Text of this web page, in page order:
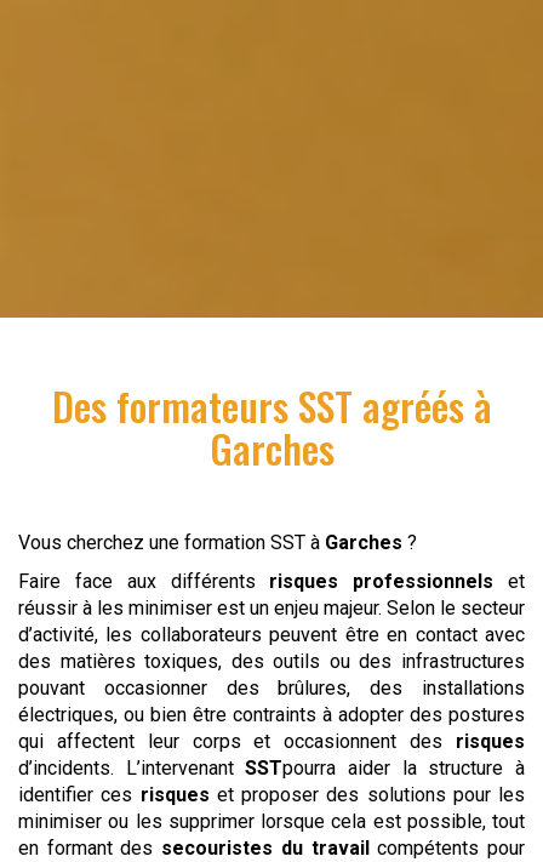
Des formateurs SST agréés à
Garches
Vous cherchez une formation SST à Garches ?
Faire face aux différents risques professionnels et
réussir à les minimiser est un enjeu majeur. Selon le secteur
d’activité, les collaborateurs peuvent être en contact avec
des matières toxiques, des outils ou des infrastructures
pouvant occasionner des brûlures, des installations
électriques, ou bien être contraints à adopter des postures
qui affectent leur corps et occasionnent des risques
d’incidents. L’intervenantSSTpourra aider la structure à
identifier ces risques et proposer des solutions pour les
minimiser ou les supprimer lorsque cela est possible, tout
en formant des secouristes du travail compétents pour